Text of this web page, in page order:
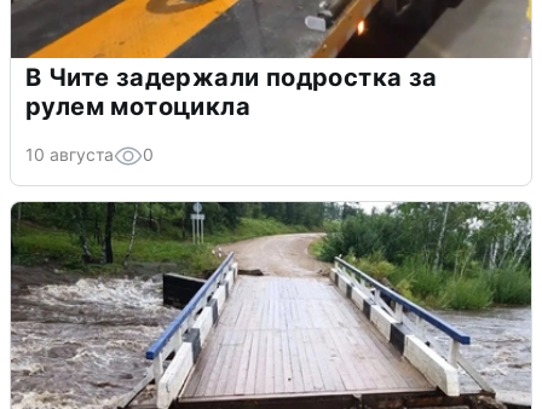
В Чите задержали подростка за
рулем мотоцикла
10 августа 0